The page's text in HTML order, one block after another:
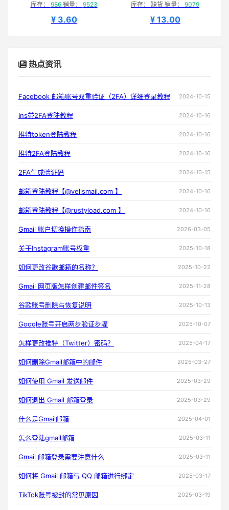
库存： 986销量： 9523
¥ 3.60
库存： 缺货 销量： 9079
¥ 13.00
热点资讯
Facebook 邮箱账号双重验证（2FA）详细登录教程 2024-10-15
Ins带2FA登陆教程 2024-10-16
推特token登陆教程 2024-10-16
推特2FA登陆教程 2024-10-16
2FA生成验证码 2024-10-15
邮箱登陆教程【@velismail.com 】 2024-10-16
邮箱登陆教程【@rustyload.com 】 2024-10-16
Gmail 账户切换操作指南 2026-03-05
关于Instagram账号权重 2025-10-18
如何更改谷歌邮箱的名称？ 2025-10-22
Gmail 网页版怎样创建邮件签名 2025-11-28
谷歌账号删除与恢复说明 2025-10-13
Google账号开启两步验证步骤 2025-10-07
怎样更改推特（Twitter）密码？ 2025-04-17
如何删除Gmail邮箱中的邮件 2025-03-27
如何使用 Gmail 发送邮件 2025-03-29
如何退出 Gmail 邮箱登录 2025-03-29
什么是Gmail邮箱 2025-04-01
怎么登陆gmail邮箱 2025-03-11
Gmail 邮箱登录需要注意什么 2025-03-11
如何将 Gmail 邮箱与 QQ 邮箱进行绑定 2025-03-17
TikTok账号被封的常见原因 2025-03-19